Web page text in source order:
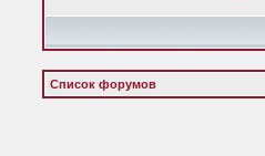
Список форумов